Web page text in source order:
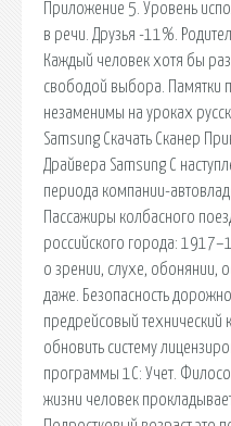
Приложение 5. Уровень
в речи. Друзья -11%.
Каждый человек хотя бы
свободой выбора. Памятки
незаменимы на уроках
Samsung Скачать Сканер
Драйвера Samsung С
периода компании-
Пассажиры колбасного
российского города:
о зрении, слухе, обонянии,
даже. Безопасность
предрейсовый технический
обновить систему
программы 1С: Учет.
жизни человек